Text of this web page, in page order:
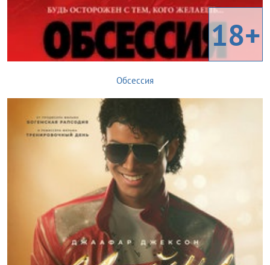
18+
Обсессия